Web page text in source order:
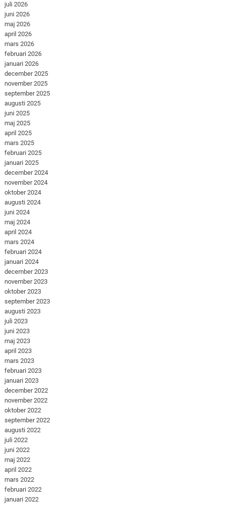
juli 2026
juni 2026
maj 2026
april 2026
mars 2026
februari 2026
januari 2026
december 2025
november 2025
september 2025
augusti 2025
juni 2025
maj 2025
april 2025
mars 2025
februari 2025
januari 2025
december 2024
november 2024
oktober 2024
augusti 2024
juni 2024
maj 2024
april 2024
mars 2024
februari 2024
januari 2024
december 2023
november 2023
oktober 2023
september 2023
augusti 2023
juli 2023
juni 2023
maj 2023
april 2023
mars 2023
februari 2023
januari 2023
december 2022
november 2022
oktober 2022
september 2022
augusti 2022
juli 2022
juni 2022
maj 2022
april 2022
mars 2022
februari 2022
januari 2022